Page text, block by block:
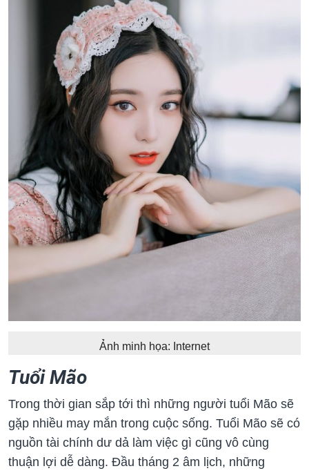
Ảnh minh họa: Internet
Tuổi Mão
Trong thời gian sắp tới thì những người tuổi Mão sẽ
gặp nhiều may mắn trong cuộc sống. Tuổi Mão sẽ có
nguồn tài chính dư dả làm việc gì cũng vô cùng
thuận lợi dễ dàng. Đầu tháng 2 âm lịch, những